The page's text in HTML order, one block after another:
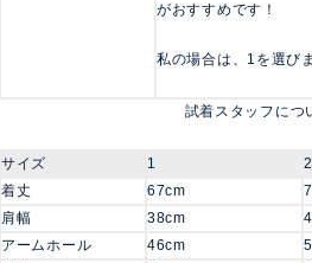
がおすすめです！
私の場合は、1を選び
試着スタッフに
サイズ 1
2
着丈
67cm
肩幅
38cm
アームホール
46cm